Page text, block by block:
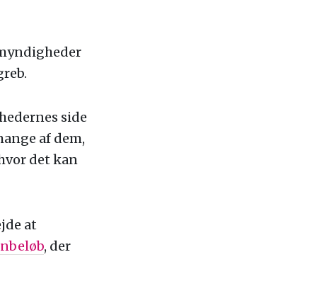
side
af dem,
det kan
at
, der